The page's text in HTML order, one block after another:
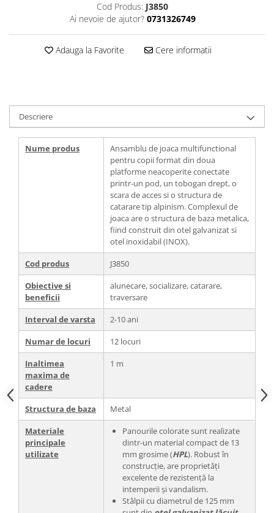
Cod Produs: J3850
Ai nevoie de ajutor? 0731326749
Adauga la Favorite Cere informatii
Descriere
Nume produs
Ansamblu de joaca multifunctional
pentru copii format din doua
platforme neacoperite conectate
printr-un pod, un tobogan drept, o
scara de acces si o structura de
catarare tip alpinism. Complexul de
joaca are o structura de baza metalica,
fiind construit din otel galvanizat si
otel inoxidabil (INOX).
Cod produs
J3850
Obiective si
beneficii
alunecare, socializare, catarare,
traversare
Interval de varsta
2-10 ani
Numar de locuri
12 locuri
Inaltimea
maxima de
cadere
1 m
Structura de baza
Metal
Materiale
principale
utilizate
Panourile colorate sunt realizate
dintr-un material compact de 13
mm grosime (HPL). Robust în
construcție, are proprietăți
excelente de rezistență la
intemperii și vandalism.
Stâlpii cu diametrul de 125 mm